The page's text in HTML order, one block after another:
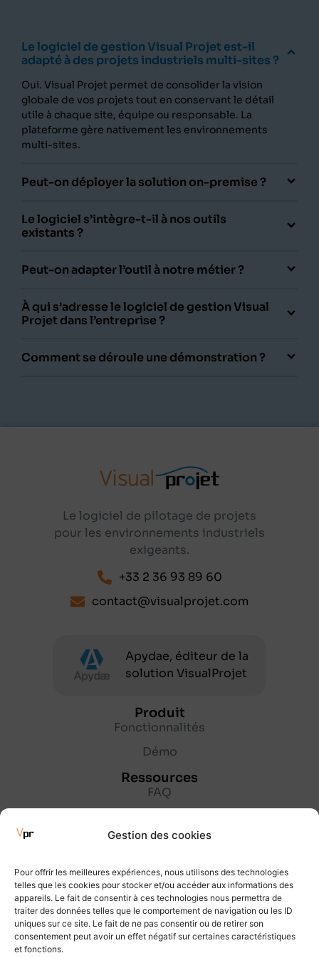
Gestion des cookies
Pour offrir les meilleures expériences, nous utilisons des technologies
telles que les cookies pour stocker et/ou accéder aux informations des
appareils. Le fait de consentir à ces technologies nous permettra de
traiter des données telles que le comportement de navigation ou les ID
uniques sur ce site. Le fait de ne pas consentir ou de retirer son
consentement peut avoir un effet négatif sur certaines caractéristiques
et fonctions.
Le logiciel de gestion Visual Projet est-il
adapté à des projets industriels multi-sites ?
Oui. Visual Projet permet de consolider la vision
globale de vos projets tout en conservant le détail
utile à chaque site, équipe ou responsable. La
plateforme gère nativement les environnements
multi-sites.
Peut-on déployer la solution on-premise ?
Le logiciel s’intègre-t-il à nos outils
existants ?
Peut-on adapter l’outil à notre métier ?
À qui s’adresse le logiciel de gestion Visual
Projet dans l’entreprise ?
Comment se déroule une démonstration ?
Le logiciel de pilotage de projets
pour les environnements industriels
exigeants.
+33 2 36 93 89 60
contact@visualprojet.com
Apydae, éditeur de la
solution VisualProjet
Produit
Fonctionnalités
Démo
Ressources
FAQ
Blog
Entreprise
À propos
Partenaires
Contact